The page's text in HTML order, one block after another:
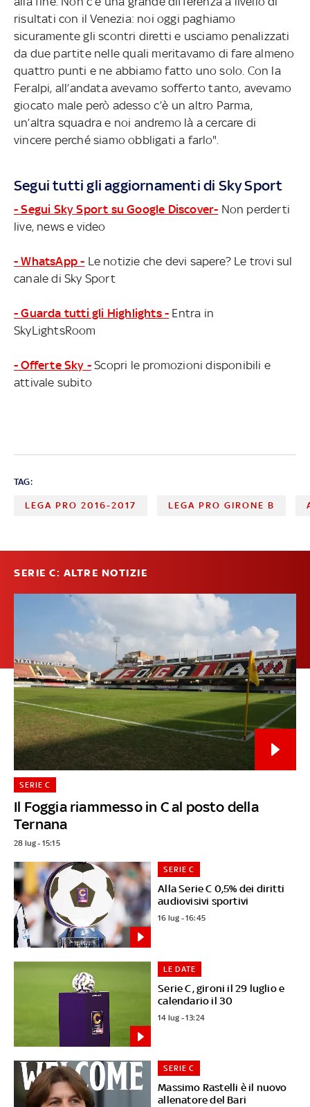
risultati con il Venezia: noi oggi paghiamo
sicuramente gli scontri diretti e usciamo penalizzati
da due partite nelle quali meritavamo di fare almeno
quattro punti e ne abbiamo fatto uno solo. Con la
Feralpi, all’andata avevamo sofferto tanto, avevamo
giocato male però adesso c’è un altro Parma,
un’altra squadra e noi andremo là a cercare di
vincere perché siamo obbligati a farlo".
Segui tutti gli aggiornamenti di Sky Sport
- Segui Sky Sport su Google Discover- Non perderti
live, news e video
- WhatsApp - Le notizie che devi sapere? Le trovi sul
canale di Sky Sport
- Guarda tutti gli Highlights - Entra in
SkyLightsRoom
- Offerte Sky - Scopri le promozioni disponibili e
attivale subito
TAG:
LEGA PRO 2016-2017 LEGA PRO GIRONE B
SERIE C: ALTRE NOTIZIE
Il Foggia riammesso in C al posto della
Ternana
SERIE C
28 lug - 15:15
Alla Serie C 0,5% dei diritti
audiovisivi sportivi
SERIE C
16 lug - 16:45
Serie C, gironi il 29 luglio e
calendario il 30
LE DATE
14 lug - 13:24
Massimo Rastelli è il nuovo
allenatore del Bari
SERIE C